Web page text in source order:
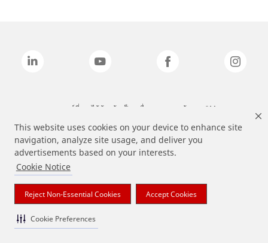
This website uses cookies on your device to enhance site
navigation, analyze site usage, and deliver you
advertisements based on your interests.
Cookie Notice
Reject Non-Essential Cookies Accept Cookies
Cookie Preferences
แบรนด์ที่ระบุไว้ข้างต้นเป็นเครื่องหมายการค้าของ 3M